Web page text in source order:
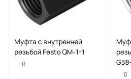
Муфта с внутренней
резьбой Festo QM-1-1
0
0